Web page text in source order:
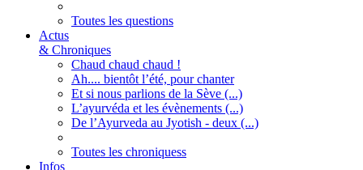
Toutes les questions
Actus
& Chroniques
Chaud chaud chaud !
Ah.... bientôt l’été, pour chanter
Et si nous parlions de la Sève (...)
L’ayurvéda et les évènements (...)
De l’Ayurveda au Jyotish - deux (...)
Toutes les chroniquess
Infos